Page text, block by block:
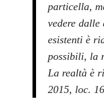
particella,
vedere
esistenti è
possibili, la
La realtà è
2015, loc.